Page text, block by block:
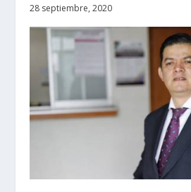
28 septiembre, 2020